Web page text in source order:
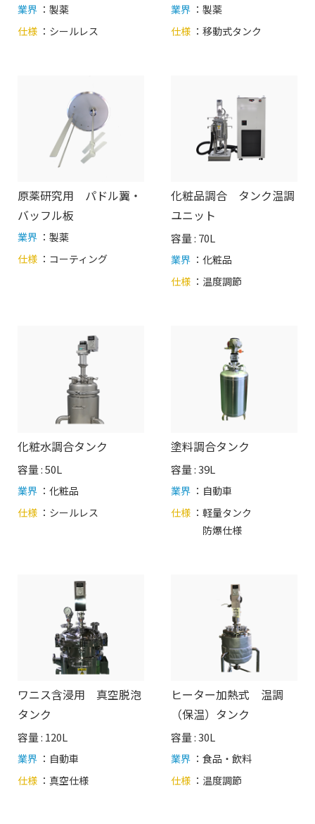
業界 ：製薬
仕様 ： シールレス
業界 ：製薬
仕様 ：移動式タンク
原薬研究用 パドル翼・
バッフル板
業界 ：製薬
仕様 ： コーティング
化粧品調合 タンク温調
ユニット
容量 : 70L
業界 ：化粧品
仕様 ： 温度調節
化粧水調合タンク
容量 : 50L
業界 ：化粧品
仕様 ： シールレス
塗料調合タンク
容量 : 39L
業界 ：自動車
仕様 ：軽量タンク
防爆仕様
ワニス含浸用 真空脱泡
タンク
容量 : 120L
業界 ：自動車
仕様 ： 真空仕様
ヒーター加熱式 温調
（保温）タンク
容量 : 30L
業界 ：食品・飲料
仕様 ： 温度調節